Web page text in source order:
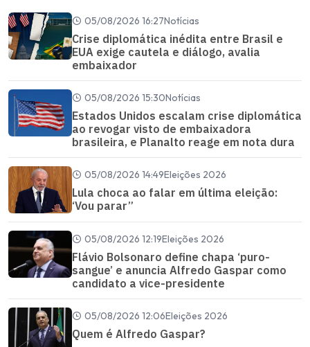
05/08/2026 16:27Notícias
Crise diplomática inédita entre Brasil e
EUA exige cautela e diálogo, avalia
embaixador
05/08/2026 15:30Notícias
Estados Unidos escalam crise diplomática
ao revogar visto de embaixadora
brasileira, e Planalto reage em nota dura
05/08/2026 14:49Eleições 2026
Lula choca ao falar em última eleição:
‘Vou parar”
05/08/2026 12:19Eleições 2026
Flávio Bolsonaro define chapa ‘puro-
sangue’ e anuncia Alfredo Gaspar como
candidato a vice-presidente
05/08/2026 12:06Eleições 2026
Quem é Alfredo Gaspar?